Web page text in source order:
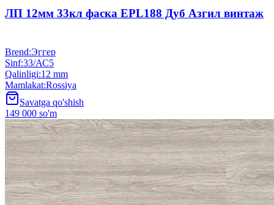
ЛП 12мм 33кл фаска EPL188 Дуб Азгил винтаж
Brend:Эггер
Sinf:33/АС5
Qalinligi:12 mm
Mamlakat:Rossiya
Savatga qo'shish
149 000 so'm